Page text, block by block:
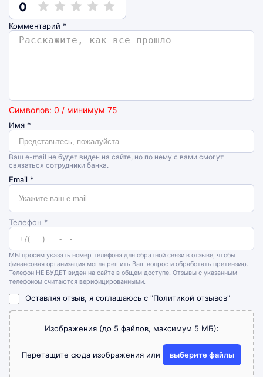
0
Комментарий *
Символов: 0 / минимум 75
Имя *
Ваш e-mail не будет виден на сайте, но по нему с вами смогут
связаться сотрудники банка.
Email *
Телефон *
МЫ просим указать номер телефона для обратной связи в отзыве, чтобы
финансовая организация могла решить Ваш вопрос и обработать претензию.
Телефон НЕ БУДЕТ виден на сайте в общем доступе. Отзывы с указанным
телефоном считаются верифицированными.
Оставляя отзыв, я соглашаюсь с "Политикой отзывов"
Изображения (до 5 файлов, максимум 5 МБ):
Перетащите сюда изображения или выберите файлы